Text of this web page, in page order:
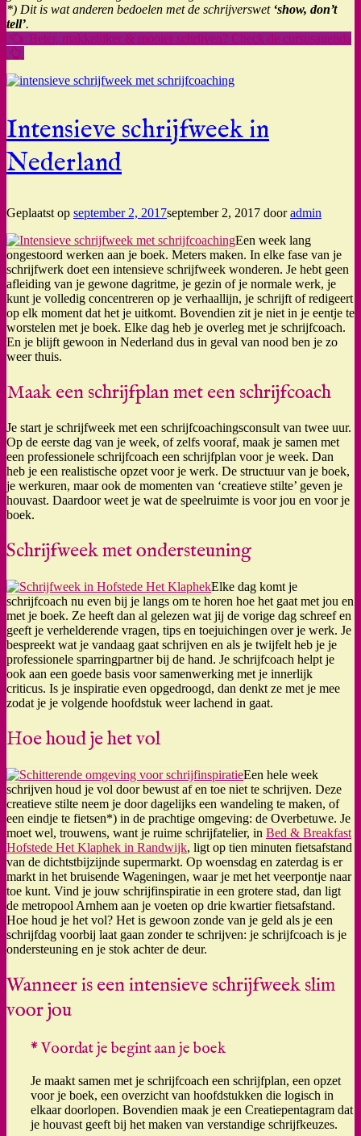
*) Dit is wat anderen bedoelen met de schrijverswet ‘show, don’t
tell’.
Beter, makkelijker & mooier schrijven? Check de cursusagenda
Intensieve schrijfweek in
Nederland
Geplaatst op september 2, 2017september 2, 2017 dooradmin
Een week lang
ongestoord werken aan je boek. Meters maken. In elke fase van je
schrijfwerk doet een intensieve schrijfweek wonderen. Je hebt geen
afleiding van je gewone dagritme, je gezin of je normale werk, je
kunt je volledig concentreren op je verhaallijn, je schrijft of redigeert
op elk moment dat het je uitkomt. Bovendien zit je niet in je eentje te
worstelen met je boek. Elke dag heb je overleg met je schrijfcoach.
En je blijft gewoon in Nederland dus in geval van nood ben je zo
weer thuis.
Maak een schrijfplan met een schrijfcoach
Je start je schrijfweek met een schrijfcoachingsconsult van twee uur.
Op de eerste dag van je week, of zelfs vooraf, maak je samen met
een professionele schrijfcoach een schrijfplan voor je week. Dan
heb je een realistische opzet voor je werk. De structuur van je boek,
je werkuren, maar ook de momenten van ‘creatieve stilte’ geven je
houvast. Daardoor weet je wat de speelruimte is voor jou en voor je
boek.
Schrijfweek met ondersteuning
Elke dag komt je
schrijfcoach nu even bij je langs om te horen hoe het gaat met jou en
met je boek. Ze heeft dan al gelezen wat jij de vorige dag schreef en
geeft je verhelderende vragen, tips en toejuichingen over je werk. Je
bespreekt wat je vandaag gaat schrijven en als je twijfelt heb je je
professionele sparringpartner bij de hand. Je schrijfcoach helpt je
ook aan een goede basis voor samenwerking met je innerlijk
criticus. Is je inspiratie even opgedroogd, dan denkt ze met je mee
zodat je je volgende hoofdstuk weer lachend in gaat.
Hoe houd je het vol
Een hele week
schrijven houd je vol door bewust af en toe niet te schrijven. Deze
creatieve stilte neem je door dagelijks een wandeling te maken, of
een eindje te fietsen*) in de prachtige omgeving: de Overbetuwe. Je
moet wel, trouwens, want je ruime schrijfatelier, in Bed & Breakfast
Hofstede Het Klaphek in Randwijk, ligt op tien minuten fietsafstand
van de dichtstbijzijnde supermarkt. Op woensdag en zaterdag is er
markt in het bruisende Wageningen, waar je met het veerpontje naar
toe kunt. Vind je jouw schrijfinspiratie in een grotere stad, dan ligt
de metropool Arnhem aan je voeten op drie kwartier fietsafstand.
Hoe houd je het vol? Het is gewoon zonde van je geld als je een
schrijfdag voorbij laat gaan zonder te schrijven: je schrijfcoach is je
ondersteuning en je stok achter de deur.
Wanneer is een intensieve schrijfweek slim
voor jou
* Voordat je begint aan je boek
Je maakt samen met je schrijfcoach een schrijfplan, een opzet
voor je boek, een overzicht van hoofdstukken die logisch in
elkaar doorlopen. Bovendien maak je een Creatiepentagram dat
je houvast geeft bij het maken van verstandige schrijfkeuzes.